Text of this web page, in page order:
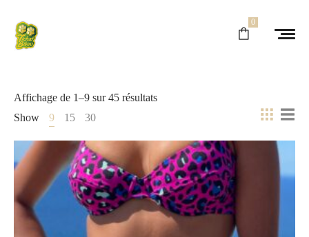
0
Affichage de 1–9 sur 45 résultats
Show
9 15 30